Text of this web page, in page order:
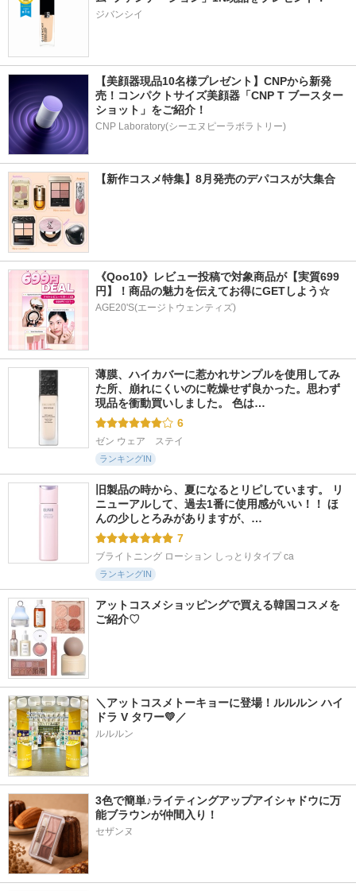
ジバンシイ
【美顔器現品10名様プレゼント】CNPから新発
売！コンパクトサイズ美顔器「CNP T ブースター
ショット」をご紹介！
CNP Laboratory(シーエヌピーラボラトリー)
【新作コスメ特集】8月発売のデパコスが大集合
《Qoo10》レビュー投稿で対象商品が【実質699
円】！商品の魅力を伝えてお得にGETしよう☆
AGE20'S(エージトウェンティズ)
薄膜、ハイカバーに惹かれサンプルを使用してみ
た所、崩れにくいのに乾燥せず良かった。思わず
現品を衝動買いしました。 色は…
6
ゼン ウェア　ステイ
ランキングIN
旧製品の時から、夏になるとリピしています。 リ
ニューアルして、過去1番に使用感がいい！！ ほ
んの少しとろみがありますが、…
7
ブライトニング ローション しっとりタイプ ca
ランキングIN
アットコスメショッピングで買える韓国コスメを
ご紹介♡
＼アットコスメトーキョーに登場！ルルルン ハイ
ドラ V タワー💛／
ルルルン
3色で簡単♪ライティングアップアイシャドウに万
能ブラウンが仲間入り！
セザンヌ